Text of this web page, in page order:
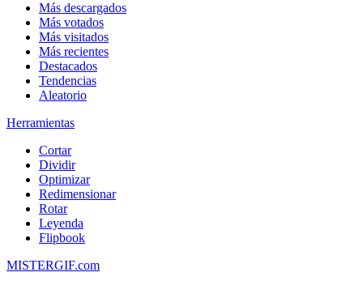
Más descargados
Más votados
Más visitados
Más recientes
Destacados
Tendencias
Aleatorio
Herramientas
Cortar
Dividir
Optimizar
Redimensionar
Rotar
Leyenda
Flipbook
MISTERGIF.com